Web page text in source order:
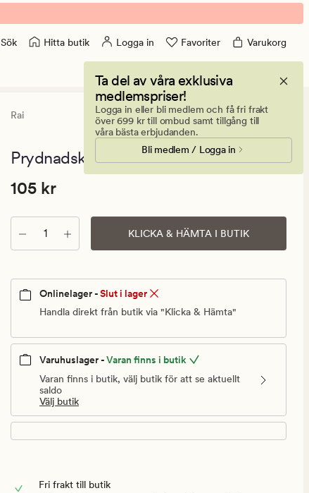
Sök Hitta butik Logga in Favoriter Varukorg
Ta del av våra exklusiva
medlemspriser!
Logga in eller bli medlem och få fri frakt
över 699 kr till ombud samt tillgång till
våra bästa erbjudanden.
Bli medlem / Logga in
Rai
0
med
betyg
0
Prydnadskudde rosa - 50x50 cm
Pris
kr.
Ordinarie
pris
kr
Pris 105 kr
105 kr
Antal KLICKA & HÄMTA I BUTIK
Onlinelager -Slut i lager
Handla direkt från butik via "Klicka & Hämta"
Varuhuslager -Varan finns i butik
Varan finns i butik, välj butik för att se aktuellt
saldo
Välj butik
Fri frakt till butik